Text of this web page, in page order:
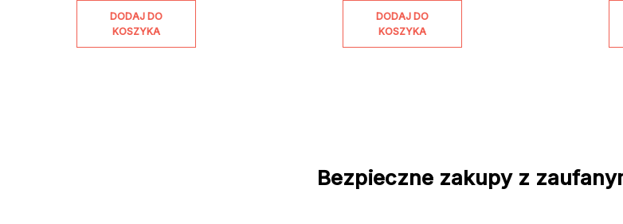
DODAJ DO
KOSZYKA
DODAJ DO
KOSZYKA
Bezpieczne zakupy z